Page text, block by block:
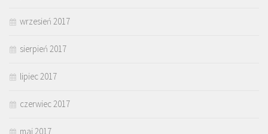
wrzesień 2017
sierpień 2017
lipiec 2017
czerwiec 2017
maj 2017